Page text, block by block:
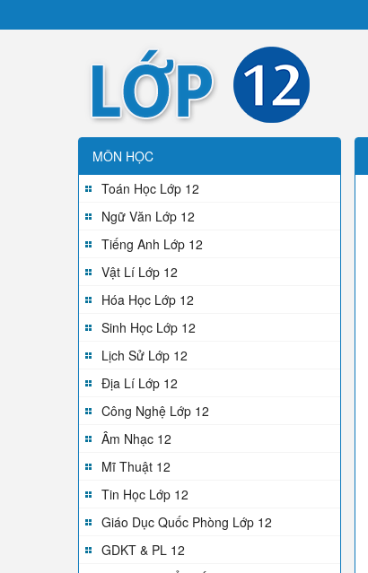
MÔN HỌC
Toán Học Lớp 12
Ngữ Văn Lớp 12
Tiếng Anh Lớp 12
Vật Lí Lớp 12
Hóa Học Lớp 12
Sinh Học Lớp 12
Lịch Sử Lớp 12
Địa Lí Lớp 12
Công Nghệ Lớp 12
Âm Nhạc 12
Mĩ Thuật 12
Tin Học Lớp 12
Giáo Dục Quốc Phòng Lớp 12
GDKT & PL 12